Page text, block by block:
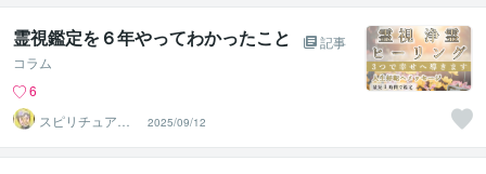
霊視鑑定を６年やってわかったこと
記事
コラム
6
スピリチュアル
カウンセラー
神山 純
2025/09/12